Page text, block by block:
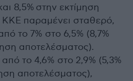
8,5% στην εκτίμηση
ΚΚΕ παραμένει σταθερό,
το 7% στο 6,5% (8,7%
αποτελέσματος).
το 4,6% στο 2,9% (5,3%
αποτελέσματος),